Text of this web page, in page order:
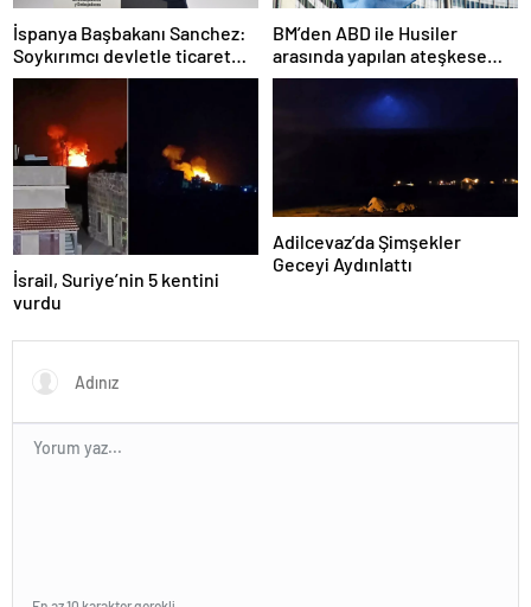
İspanya Başbakanı Sanchez:
Soykırımcı devletle ticaret
yapmayız
BM’den ABD ile Husiler
arasında yapılan ateşkese
ilişkin değerlendirme
İsrail, Suriye’nin 5 kentini
vurdu
Adilcevaz’da Şimşekler
Geceyi Aydınlattı